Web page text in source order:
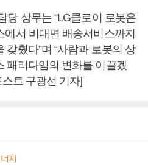
당 상무는 “LG클로이 로봇은
서 비대면 배송서비스까지
췄다”며 “사람과 로봇의 상
패러다임의 변화를 이끌겠
트 구광선 기자]
지